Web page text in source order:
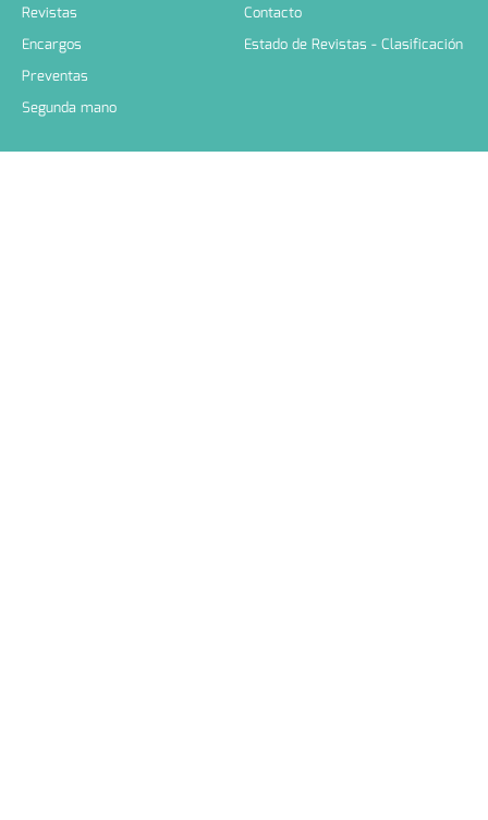
Revistas
Encargos
Preventas
Segunda mano
Contacto
Estado de Revistas - Clasificación